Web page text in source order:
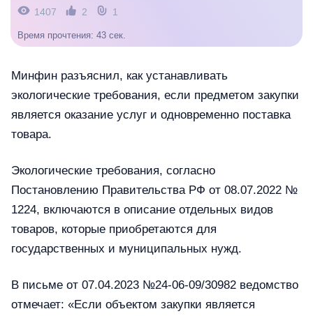
1407 2 1
Время прочтения: 43 сек.
Минфин разъяснил, как устанавливать
экологические требования, если предметом закупки
является оказание услуг и одновременно поставка
товара.
Экологические требования, согласно
Постановлению Правительства РФ от 08.07.2022 №
1224, включаются в описание отдельных видов
товаров, которые приобретаются для
государственных и муниципальных нужд.
В письме от 07.04.2023 №24-06-09/30982 ведомство
отмечает: «Если объектом закупки является